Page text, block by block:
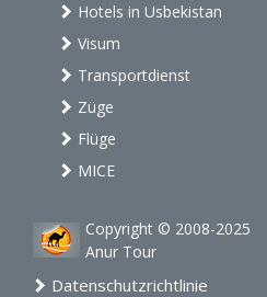
Hotels in Usbekistan
Visum
Transportdienst
Züge
Flüge
MICE
Copyright © 2008-2025
Anur Tour
Datenschutzrichtlinie